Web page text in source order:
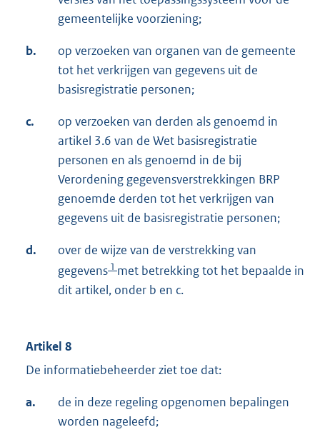
gemeentelijke voorziening;
b.
op verzoeken van organen van de gemeente
tot het verkrijgen van gegevens uit de
basisregistratie personen;
c.
op verzoeken van derden als genoemd in
artikel 3.6 van de Wet basisregistratie
personen en als genoemd in de bij
Verordening gegevensverstrekkingen BRP
genoemde derden tot het verkrijgen van
gegevens uit de basisregistratie personen;
d.
over de wijze van de verstrekking van
gegevens 1 met betrekking tot het bepaalde in
dit artikel, onder b en c.
Artikel 8
De informatiebeheerder ziet toe dat:
a.
de in deze regeling opgenomen bepalingen
worden nageleefd;